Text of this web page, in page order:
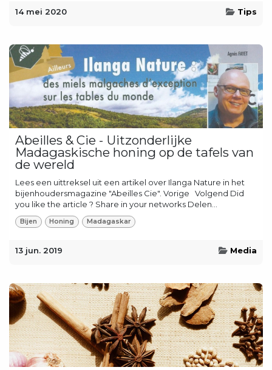
14 mei 2020 Tips
Abeilles & Cie - Uitzonderlijke
Madagaskische honing op de tafels van
de wereld
Lees een uittreksel uit een artikel over Ilanga Nature in het
bijenhoudersmagazine "Abeilles Cie". Vorige ​ ​ Volgend Did
you like the article ? Share in your networks Delen...
Bijen Honing Madagaskar
13 jun. 2019 Media